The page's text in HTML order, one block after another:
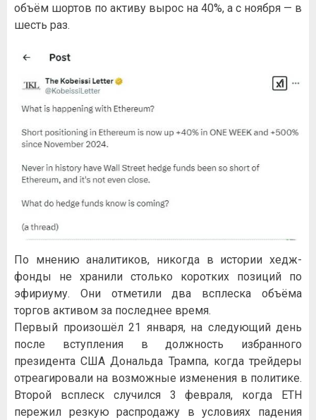
объём шортов по активу вырос на 40%, а с ноября — в
шесть раз.
По мнению аналитиков, никогда в истории хедж-
фонды не хранили столько коротких позиций по
эфириуму. Они отметили два всплеска объёма
торгов активом за последнее время.
Первый произошёл 21 января, на следующий день
после вступления в должность избранного
президента США Дональда Трампа, когда трейдеры
отреагировали на возможные изменения в политике.
Второй всплеск случился 3 февраля, когда ETH
пережил резкую распродажу в условиях падения